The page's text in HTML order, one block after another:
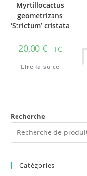
Myrtillocactus
geometrizans
‘Strictum’ cristata
20,00 € TTC
Lire la suite
Recherche
Catégories